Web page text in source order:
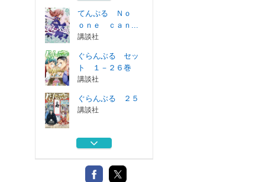
てんぷる Ｎｏ
ｏｎｅ ｃａｎ...
講談社
ぐらんぶる セッ
ト １－２６巻
講談社
ぐらんぶる ２５
講談社
てんぷる Ｎｏ
講談社